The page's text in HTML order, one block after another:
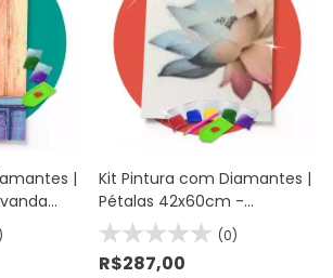
|
Painting
Kit Pintura com Diamantes |
Pétalas 42x60cm -
Diamante Redondo |
Diamond Painting 5D DIY
(0)
R$287,00